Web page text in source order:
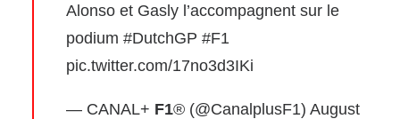
Alonso et Gasly l’accompagnent sur le
podium #DutchGP #F1
pic.twitter.com/17no3d3IKi
— CANAL+ F1® (@CanalplusF1) August